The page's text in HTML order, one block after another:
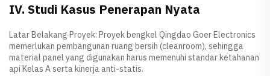
IV. Studi Kasus Penerapan Nyata
Latar Belakang Proyek: Proyek bengkel Qingdao Goer Electronics
memerlukan pembangunan ruang bersih (cleanroom), sehingga
material panel yang digunakan harus memenuhi standar ketahanan
api Kelas A serta kinerja anti-statis.